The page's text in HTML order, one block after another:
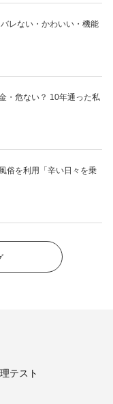
レない・かわいい・機能
・危ない？ 10年通った私
俗を利用「辛い日々を乗
テスト